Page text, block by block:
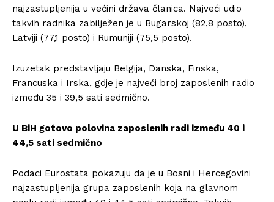
najzastupljenija u većini država članica. Najveći udio
takvih radnika zabilježen je u Bugarskoj (82,8 posto),
Latviji (77,1 posto) i Rumuniji (75,5 posto).
Izuzetak predstavljaju Belgija, Danska, Finska,
Francuska i Irska, gdje je najveći broj zaposlenih radio
između 35 i 39,5 sati sedmično.
U BiH gotovo polovina zaposlenih radi između 40 i
44,5 sati sedmično
Podaci Eurostata pokazuju da je u Bosni i Hercegovini
najzastupljenija grupa zaposlenih koja na glavnom